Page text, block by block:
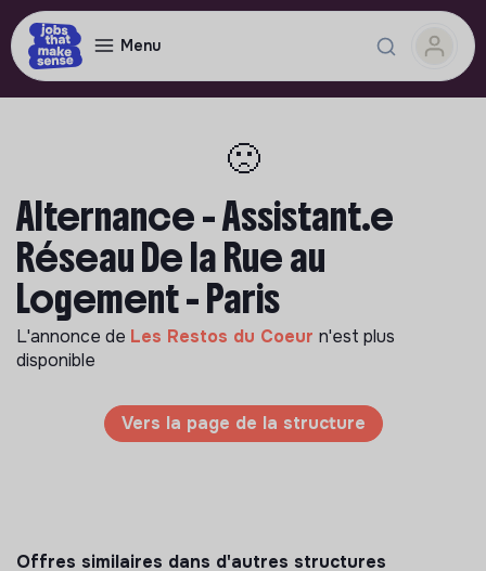
Menu
🙁
Alternance - Assistant.e
Réseau De la Rue au
Logement - Paris
L'annonce de Les Restos du Coeur n'est plus
disponible
Vers la page de la structure
Offres similaires dans d'autres structures